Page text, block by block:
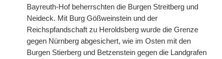
Bayreuth-Hof beherrschten die Burgen Streitberg und
Neideck. Mit Burg Gößweinstein und der
Reichspfandschaft zu Heroldsberg wurde die Grenze
gegen Nürnberg abgesichert, wie im Osten mit den
Burgen Stierberg und Betzenstein gegen die Landgrafen